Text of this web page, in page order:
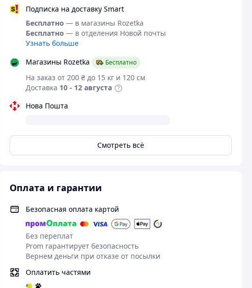
Подписка на доставку Smart
Бесплатно — в магазины Rozetka
Бесплатно — в отделения Новой почты
Узнать больше
Магазины Rozetka
Бесплатно
На заказ от 200 ₴ до 15 кг и 120 см
Доставка 10 - 12 августа
Нова Пошта
Смотреть всё
Оплата и гарантии
Безопасная оплата картой
Без переплат
Prom гарантирует безопасность
Вернем деньги при отказе от посылки
Оплатить частями